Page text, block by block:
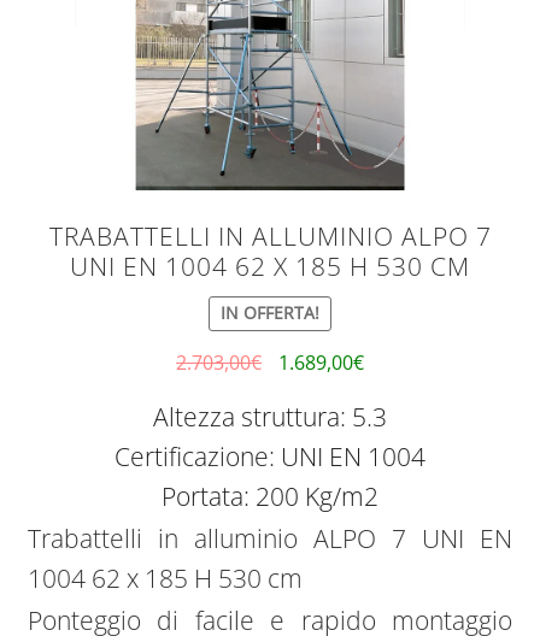
TRABATTELLI IN ALLUMINIO ALPO 7
UNI EN 1004 62 X 185 H 530 CM
IN OFFERTA!
2.703,00€ 1.689,00€
Altezza struttura: 5.3
Certificazione: UNI EN 1004
Portata: 200 Kg/m2
Trabattelli in alluminio ALPO 7 UNI EN
1004 62 x 185 H 530 cm
Ponteggio di facile e rapido montaggio